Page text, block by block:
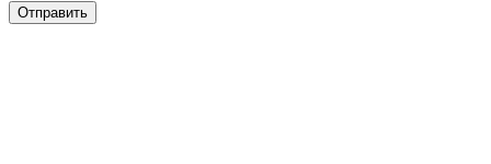
Отправить